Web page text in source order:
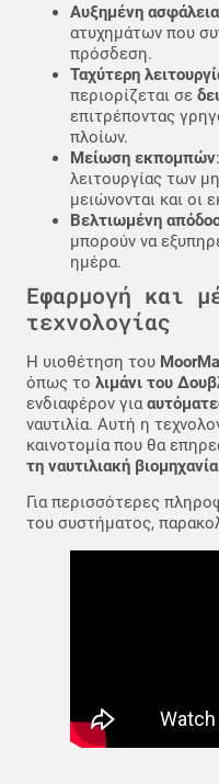
Αυξημένη ασφάλεια
ατυχημάτων που
πρόσδεση.
Ταχύτερη
περιορίζεται σε
επιτρέποντας
πλοίων.
Μείωση εκπομπών
λειτουργίας των
μειώνονται και οι
Βελτιωμένη
μπορούν να
ημέρα.
Εφαρμογή και
τεχνολογίας
Η υιοθέτηση του
όπως το λιμάνι του
ενδιαφέρον για
ναυτιλία. Αυτή η
καινοτομία που θα
τη ναυτιλιακή βιομηχανία
Για περισσότερες
του συστήματος,